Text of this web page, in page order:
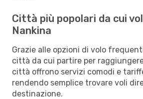
Città più popolari da cui
Nankina
Grazie alle opzioni di volo
città da cui partire per
città offrono servizi comodi e
rendendo semplice trovare voli
destinazione.